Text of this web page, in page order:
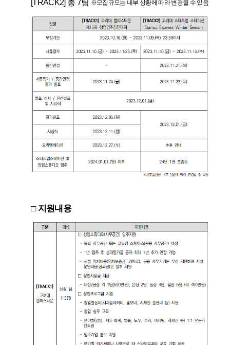
[TRACK2] 총 7팀 ※모집규모는 내부 상황에 따라 변경될 수 있음
□ 지원내용